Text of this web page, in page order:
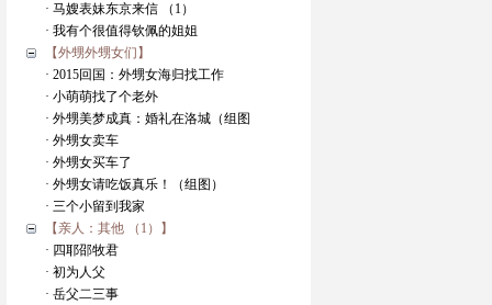
· 马嫂表妹东京来信 （1）
· 我有个很值得钦佩的姐姐
【外甥外甥女们】
· 2015回国：外甥女海归找工作
· 小萌萌找了个老外
· 外甥美梦成真：婚礼在洛城（组图
· 外甥女卖车
· 外甥女买车了
· 外甥女请吃饭真乐！（组图）
· 三个小留到我家
【亲人：其他 （1）】
· 四耶邵牧君
· 初为人父
· 岳父二三事